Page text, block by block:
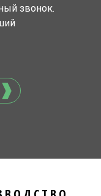
звонок.